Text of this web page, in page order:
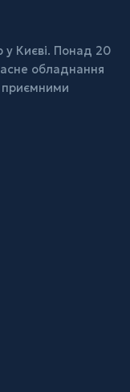
у Києві. Понад 20
обладнання
приємними